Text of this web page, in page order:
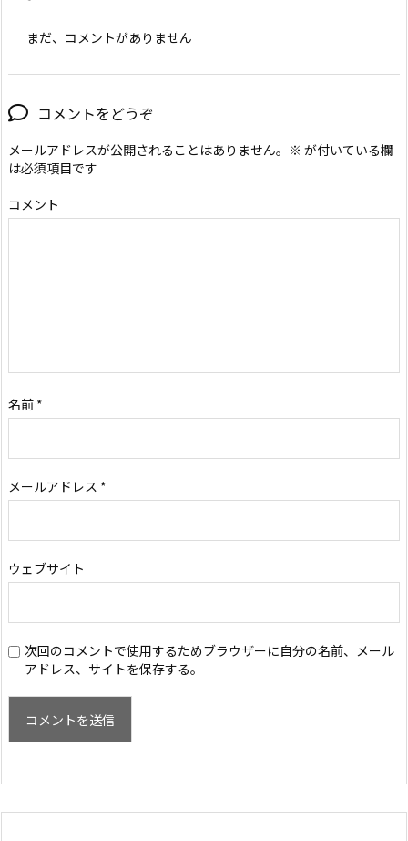
まだ、コメントがありません
コメントをどうぞ
メールアドレスが公開されることはありません。 ※ が付いている欄
は必須項目です
コメント
名前 *
メールアドレス *
ウェブサイト
次回のコメントで使用するためブラウザーに自分の名前、メール
アドレス、サイトを保存する。